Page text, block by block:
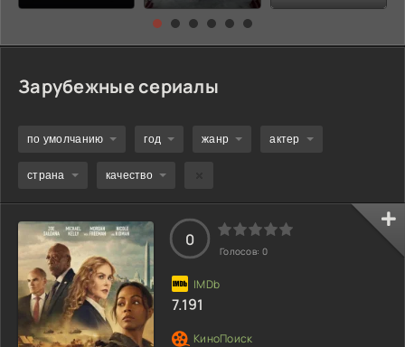
Зарубежные сериалы
по умолчанию год жанр актер
страна качество
0
Голосов: 0
7.191